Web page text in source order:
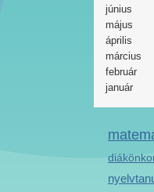
június
május
április
március
február
január